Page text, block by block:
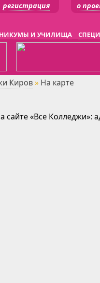
о
регистрация
И УЧИЛИЩА
Киров» На карте
«Все Колледжи»: